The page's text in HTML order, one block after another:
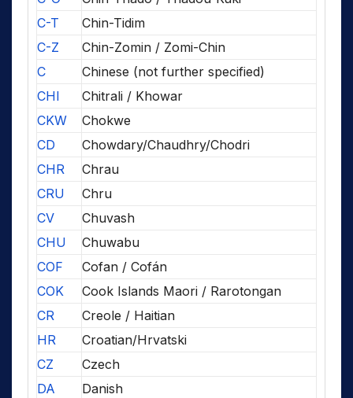
C-T
Chin-Tidim
C-Z
Chin-Zomin / Zomi-Chin
C
Chinese (not further specified)
CHI
Chitrali / Khowar
CKW
Chokwe
CD
Chowdary/Chaudhry/Chodri
CHR
Chrau
CRU
Chru
CV
Chuvash
CHU
Chuwabu
COF
Cofan / Cofán
COK
Cook Islands Maori / Rarotongan
CR
Creole / Haitian
HR
Croatian/Hrvatski
CZ
Czech
DA
Danish